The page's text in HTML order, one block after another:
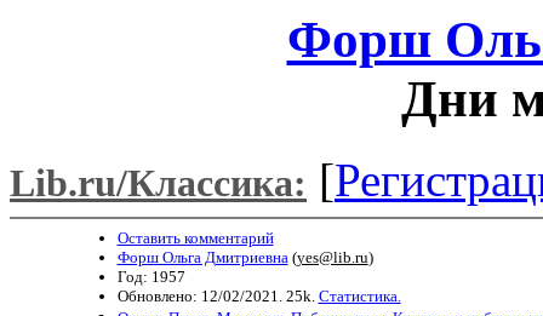
Форш
Дни
Lib.ru/Классика: [
Оставить комментарий
Форш Ольга Дмитриевна (yes@lib.ru)
Год: 1957
Обновлено: 12/02/2021. 25k. Статистика.